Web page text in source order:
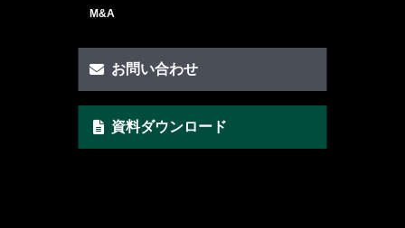
セキュリティ顧問サービス
脆弱性診断サービス
AI Securityサービス
M&A
お問い合わせ
資料ダウンロード